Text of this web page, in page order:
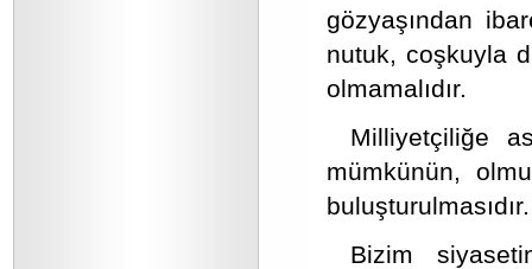
gözyaşından
nutuk, coşkuyla
olmamalıdır.
Milliyetçiliğe
mümkünün,
buluşturulmasıdır.
Bizim